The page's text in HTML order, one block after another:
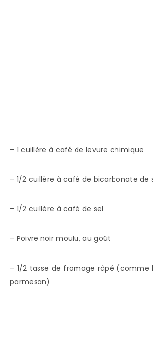
– 1 cuillère à café de levure chimique
– 1/2 cuillère à café de bicarbonate de
– 1/2 cuillère à café de sel
– Poivre noir moulu, au goût
– 1/2 tasse de fromage râpé (comme
parmesan)